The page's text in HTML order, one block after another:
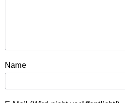
Name